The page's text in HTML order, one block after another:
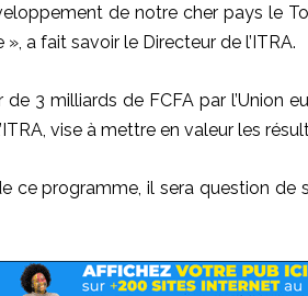
de notre cher pays le
a fait savoir le Directeur de l’ITRA.
de 3 milliards de FCFA par l’Union
vise à mettre en valeur les
ce programme, il sera question de